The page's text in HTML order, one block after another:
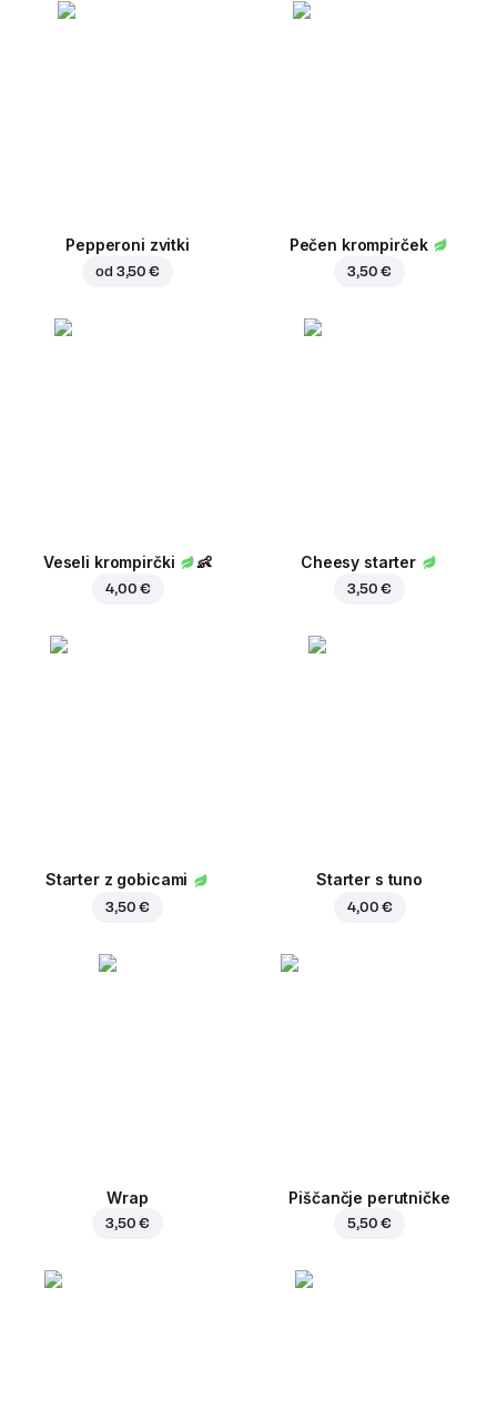
Pepperoni zvitki
od 3,50 €
Pečen krompirček
3,50 €
Veseli krompirčki 👶
4,00 €
Cheesy starter
3,50 €
Starter z gobicami
3,50 €
Starter s tuno
4,00 €
Wrap
3,50 €
Piščančje perutničke
5,50 €